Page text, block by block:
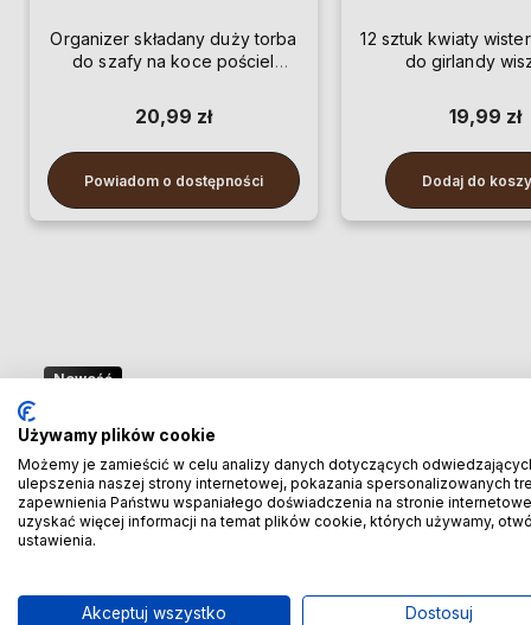
Organizer składany duży torba
do szafy na koce pościel
20,99 zł
Powiadom o dostępności
12 sztuk kwiaty
do girlandy
19,99 zł
Dodaj do
Nowość
🚢 Bezpośredni import z Chin
– oszczędzaj więcej! 🚢
🚆 Importuj taniej! Pierwszych 100 klientów
otrzyma rabat
Używamy plików cookie
Możemy je zamieścić w celu analizy danych dotyczących
ulepszenia naszej strony internetowej, pokazania spersonalizowanych
zapewnienia Państwu wspaniałego doświadczenia na stronie
uzyskać więcej informacji na temat plików cookie, których używamy,
ustawienia.
Akceptuj wszystko Dostosuj